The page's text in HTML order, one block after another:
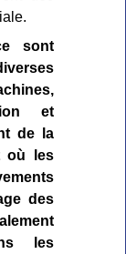
sont
et
de la
où les
des
les